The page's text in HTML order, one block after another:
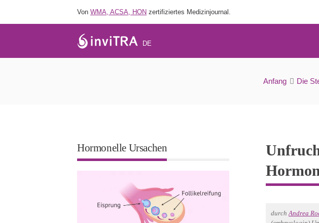
Von WMA, ACSA, HON zertifiziertes Medizinjournal.
DE
Unfruchtbarkeit durch Störungen
Anfang Die
durchAndrea
Hormonelle Ursachen